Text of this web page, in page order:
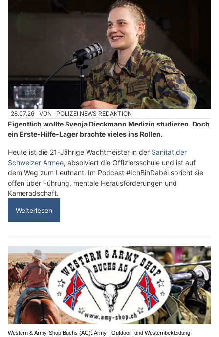
28.07.26 VON POLIZEI.NEWS REDAKTION
Eigentlich wollte Svenja Dieckmann Medizin studieren. Doch
ein Erste-Hilfe-Lager brachte vieles ins Rollen.
Heute ist die 21-Jährige Wachtmeister in der Sanität der
Schweizer Armee, absolviert die Offiziersschule und ist auf
dem Weg zum Leutnant. Im Podcast #IchBinDabei spricht sie
offen über Führung, mentale Herausforderungen und
Kameradschaft.
Weiterlesen
Western & Army-Shop Buchs (AG): Army-, Outdoor- und Westernbekleidung